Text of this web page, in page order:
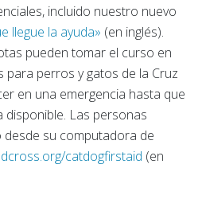
incluido nuestro nuevo
llegue la ayuda» (en inglés).
pueden tomar el curso en
para perros y gatos de la Cruz
en una emergencia hasta que
disponible. Las personas
su computadora de
catdogfirstaid (en